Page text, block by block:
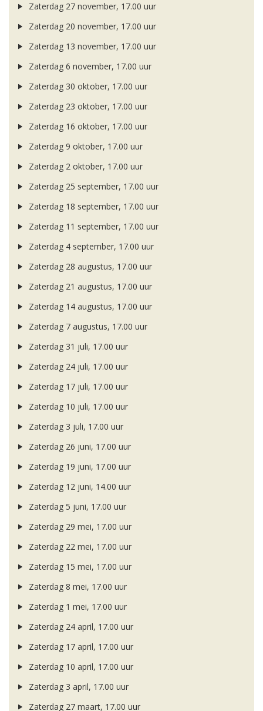
Zaterdag 27 november, 17.00 uur
Zaterdag 20 november, 17.00 uur
Zaterdag 13 november, 17.00 uur
Zaterdag 6 november, 17.00 uur
Zaterdag 30 oktober, 17.00 uur
Zaterdag 23 oktober, 17.00 uur
Zaterdag 16 oktober, 17.00 uur
Zaterdag 9 oktober, 17.00 uur
Zaterdag 2 oktober, 17.00 uur
Zaterdag 25 september, 17.00 uur
Zaterdag 18 september, 17.00 uur
Zaterdag 11 september, 17.00 uur
Zaterdag 4 september, 17.00 uur
Zaterdag 28 augustus, 17.00 uur
Zaterdag 21 augustus, 17.00 uur
Zaterdag 14 augustus, 17.00 uur
Zaterdag 7 augustus, 17.00 uur
Zaterdag 31 juli, 17.00 uur
Zaterdag 24 juli, 17.00 uur
Zaterdag 17 juli, 17.00 uur
Zaterdag 10 juli, 17.00 uur
Zaterdag 3 juli, 17.00 uur
Zaterdag 26 juni, 17.00 uur
Zaterdag 19 juni, 17.00 uur
Zaterdag 12 juni, 14.00 uur
Zaterdag 5 juni, 17.00 uur
Zaterdag 29 mei, 17.00 uur
Zaterdag 22 mei, 17.00 uur
Zaterdag 15 mei, 17.00 uur
Zaterdag 8 mei, 17.00 uur
Zaterdag 1 mei, 17.00 uur
Zaterdag 24 april, 17.00 uur
Zaterdag 17 april, 17.00 uur
Zaterdag 10 april, 17.00 uur
Zaterdag 3 april, 17.00 uur
Zaterdag 27 maart, 17.00 uur